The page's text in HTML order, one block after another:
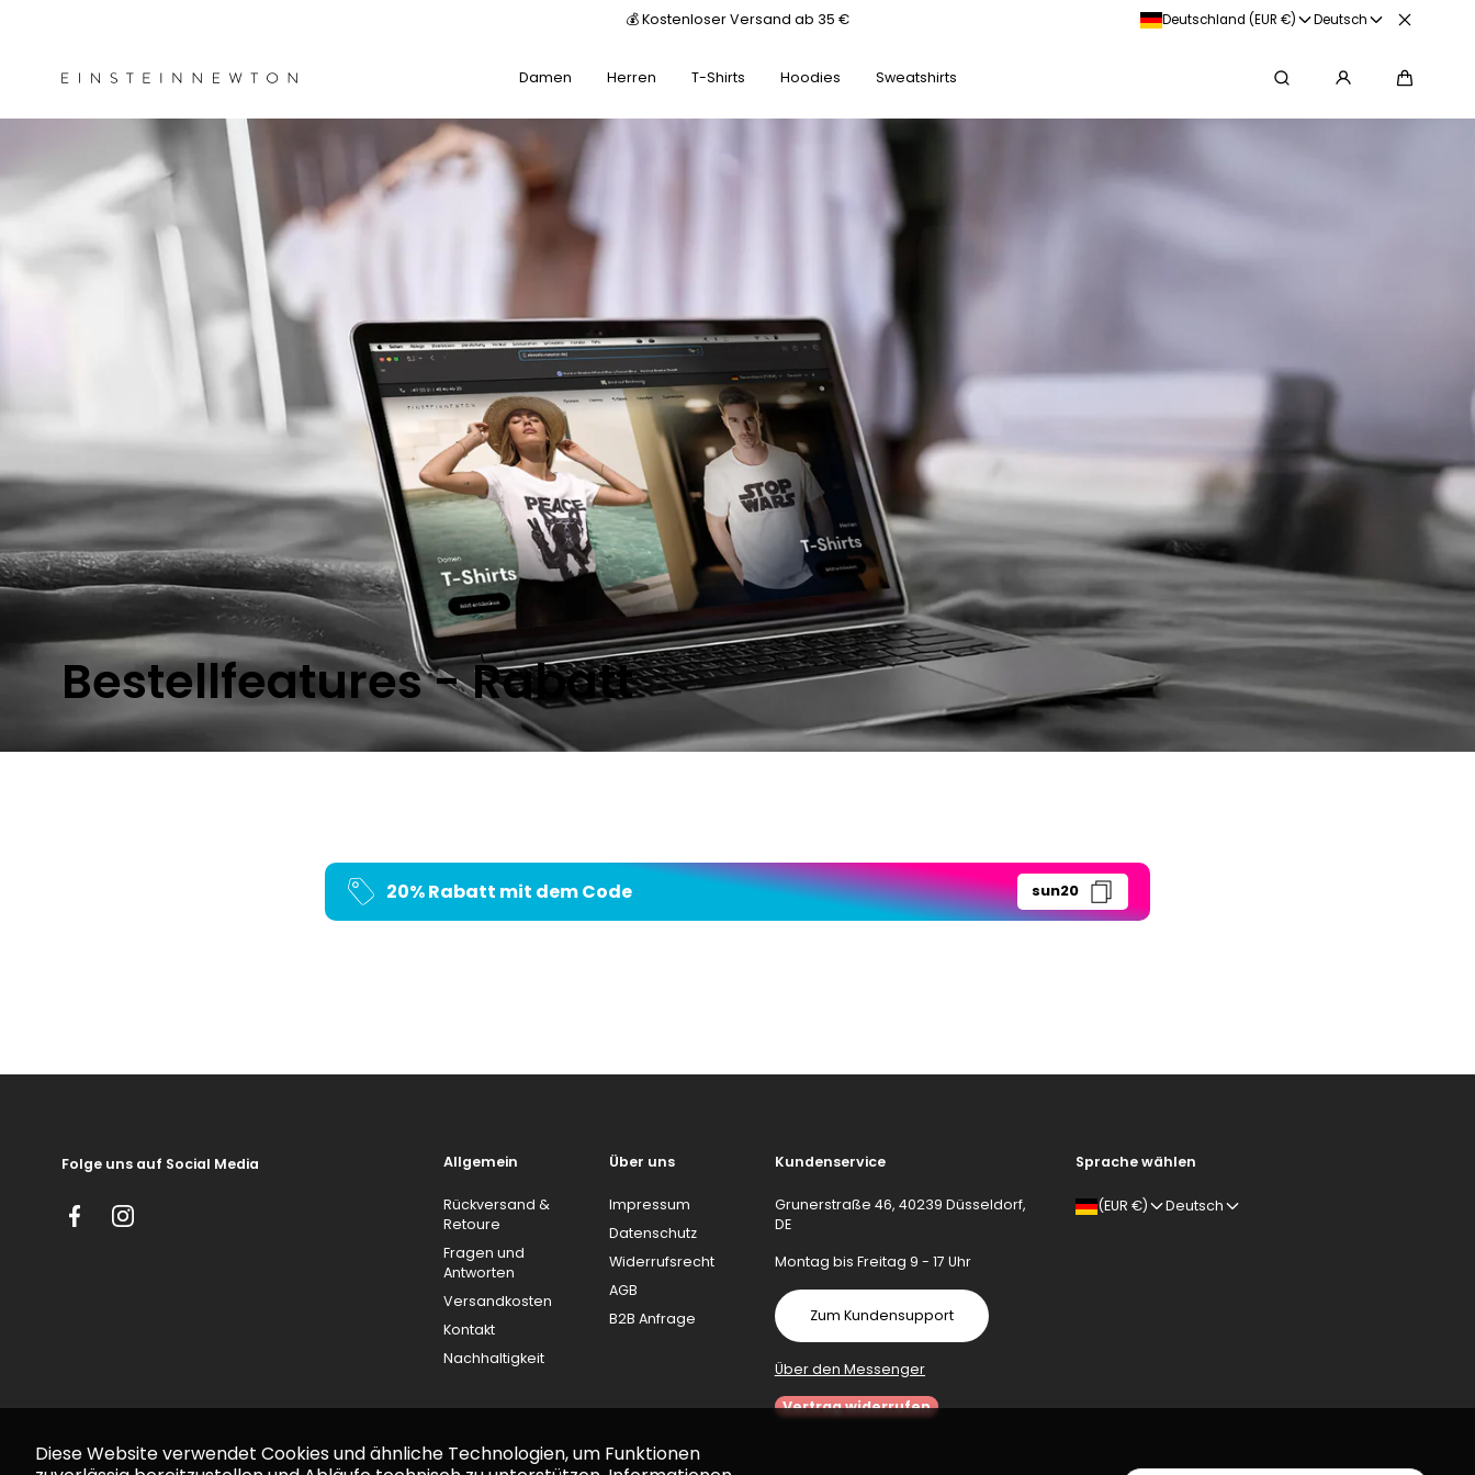
Diese Website verwendet Cookies und ähnliche Technologien, um Funktionen
💰 Kostenloser Versand ab 35 € 💸 Kauf auf Rechnung mit
Deutschland (EUR €) Deutsch
Damen Herren T-Shirts Hoodies Sweatshirts Suche
Bestellfeatures - Rabatt
20% Rabatt mit dem Code sun20
Folge uns auf Social Media
FacebookInstagram
Allgemein
Rückversand &
Retoure
Fragen und
Antworten
Versandkosten
Kontakt
Nachhaltigkeit
Über uns
Impressum
Datenschutz
Widerrufsrecht
AGB
B2B Anfrage
Kundenservice
Grunerstraße 46, 40239 Düsseldorf,
DE
Montag bis Freitag 9 - 17 Uhr
Zum Kundensupport
Über den Messenger
Vertrag widerrufen
Sprache wählen
(EUR €) Deutsch